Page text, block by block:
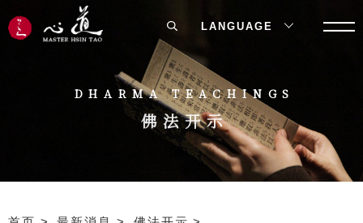
DHARMA TEACHINGS
佛法开示
LANGUAGE